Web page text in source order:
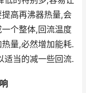
高再沸器热量,会
个整体,回流温度
量,必然增加能耗.
适当的减一些回流.